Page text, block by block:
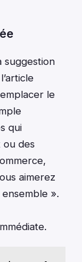
suggestion
le
qui
ou des
aimerez
».